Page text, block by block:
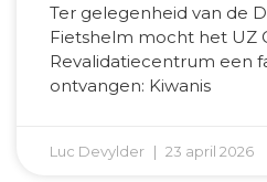
Ter gelegenheid van de
Fietshelm mocht het UZ
Revalidatiecentrum een
ontvangen: Kiwanis
Luc Devylder 23 april 2026